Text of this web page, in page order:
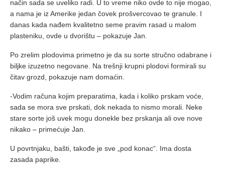
način sada se uveliko radi. U to vreme niko ovde to nije mogao,
a nama je iz Amerike jedan čovek prošvercovao te granule. I
danas kada nađem kvalitetno seme pravim rasad u malom
plasteniku, ovde u dvorištu – pokazuje Jan.
Po zrelim plodovima primetno je da su sorte stručno odabrane i
biljke izuzetno negovane. Na trešnji krupni plodovi formirali su
čitav grozd, pokazuje nam domaćin.
-Vodim računa kojim preparatima, kada i koliko prskam voće,
sada se mora sve prskati, dok nekada to nismo morali. Neke
stare sorte još uvek mogu donekle bez prskanja ali ove nove
nikako – primećuje Jan.
U povrtnjaku, bašti, takođe je sve „pod konac“. Ima dosta
zasada paprike.